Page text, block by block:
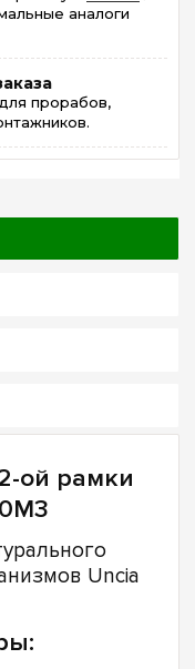
аналоги
прорабов,
ой рамки
Uncia